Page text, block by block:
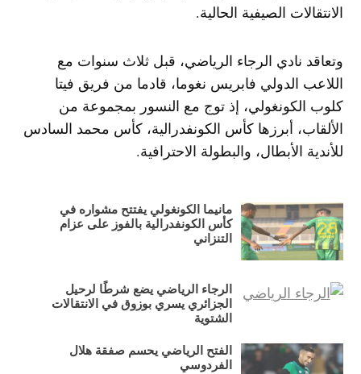
الانتقالات الصيفية الحالية.
وتعاقد نادي الرجاء الرياضي، قبل ثلاث سنوات مع
اللاعب الدولي فابريس نغوما، قادما من فريق فيتا
كلوب الكونغولي، إذ توج مع النسور بمجموعة من
الألقاب، أبرزها كأس الكونفدرالية، كأس محمد السادس
للأندية الأبطال، والبطولة الاحترافية.
مانيما الكونغولي يفتتح مشواره في
كأس الكونفدرالية بالفوز على عزام
التنزاني
الرجاء الرياضي يضع شرطًا لرحيل
الجزائري يسري بوزوق في الانتقالات
الشتوية
الفتح الرياضي يحسم صفقة هلال
الفردوسي